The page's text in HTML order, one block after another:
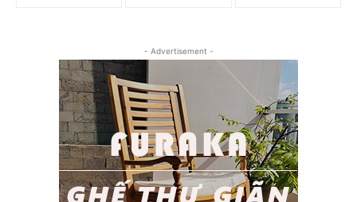
- Advertisement -